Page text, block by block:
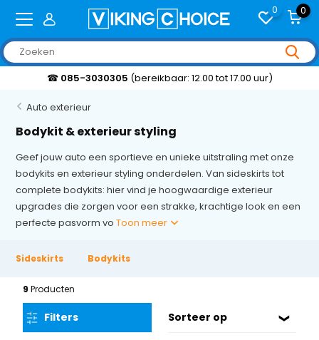
0 0
12.00 tot 17.00 uur)
Auto exterieur
Bodykit & exterieur styling
Geef jouw auto een sportieve en unieke uitstraling met onze
bodykits en exterieur styling onderdelen. Van sideskirts tot
complete bodykits: hier vind je hoogwaardige exterieur
upgrades die zorgen voor een strakke, krachtige look en een
perfecte pasvorm voToon meer
Sideskirts Bodykits
9Producten
Filters Sorteer op